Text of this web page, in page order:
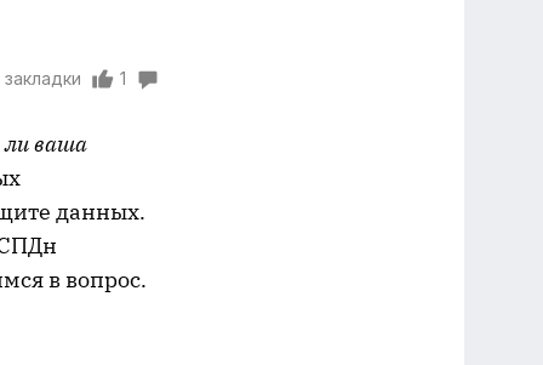
закладки 1
ли ваша
данных.
в вопрос.